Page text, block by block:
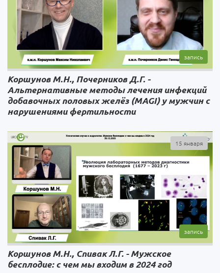
Коршунов М.Н., Почерников Д.Г. -
Альтернативные методы лечения инфекций
добавочных половых желёз (MAGI) у мужчин с
нарушениями фертильности
15 января
Коршунов М.Н., Спивак Л.Г. - Мужское
бесплодие: с чем мы входим в 2024 год